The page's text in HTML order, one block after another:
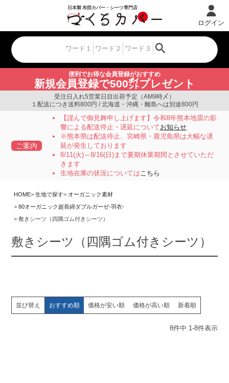
便利でお得な会員登録がおすすめ
新規会員登録で500㌽プレゼント
ログイン
受注日入れ5営業日目出荷予定（AM9時〆）
１配送につき送料800円 / 北海道・沖縄・離島へは別途800円
ご案内
【謹んで御見舞申し上げます】令和8年熊本地震の影
響による配送停止・遅延についてお知らせ
※熊本県は配送停止、宮崎県・鹿児島県は大幅な遅
延が発生しております
8/11(火)～8/16(日)まで夏期休業期間とさせていただ
きます
生地在庫の状況についてはこちら
HOME 生地で探す
オーガニック素材
80オーガニック超長綿ダブルガーゼ-羽衣-
敷きシーツ（四隅ゴム付きシーツ）
敷きシーツ（四隅ゴム付きシーツ）
並び替え おすすめ順 価格が安い順 価格が高い順 新着順
8件中 1-8件表示